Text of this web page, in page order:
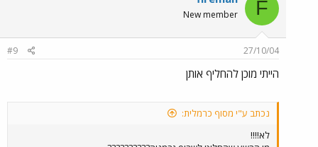
F
New member
27/10/04
#9
הייתי מוכן להחליף אותן
נכתב ע"י מסוף כרמלית:
לא!!!!